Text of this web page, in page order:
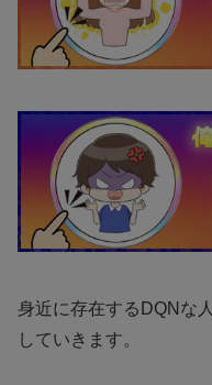
身近に存在するDQNな
していきます。